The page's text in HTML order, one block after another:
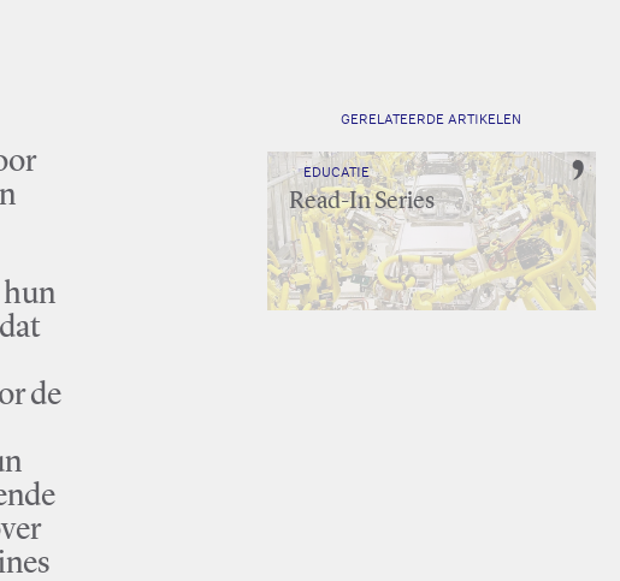
de
GERELATEERDE ARTIKELEN
EDUCATIE
Read-In Series